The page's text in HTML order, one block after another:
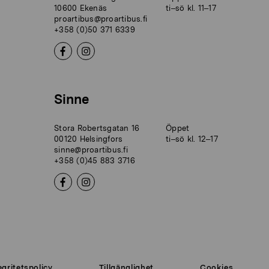
10600 Ekenäs
proartibus@proartibus.fi
+358 (0)50 371 6339
ti–sö kl. 11–17
Sinne
Stora Robertsgatan 16
00120 Helsingfors
sinne@proartibus.fi
+358 (0)45 883 3716
Öppet
ti–sö kl. 12–17